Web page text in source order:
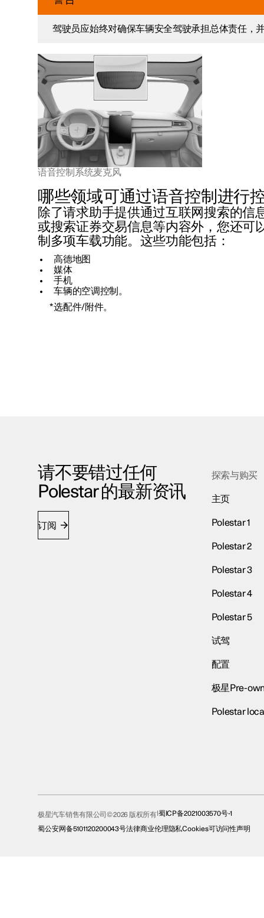
驾驶员应始终对确保车辆安全驾驶承担总体责任，
语音控制系统麦克风
哪些领域可通过语音控制进行
除了请求助手提供通过互联网搜索的信
或搜索证券交易信息等内容外，您还可
制多项车载功能。这些功能包括：
高德地图
媒体
手机
车辆的空调控制。
*选配件/附件。
请不要错过任何
Polestar 的最新资讯
订阅
探索与购买
主页
Polestar 1
Polestar 2
Polestar 3
Polestar 4
Polestar 5
试驾
配置
极星Pre-
Polestar
极星汽车销售有限公司© 2026 版权所有 蜀ICP备2021003570号-1
蜀公安网备5101120200043号法律商业伦理隐私Cookies可访问性声明